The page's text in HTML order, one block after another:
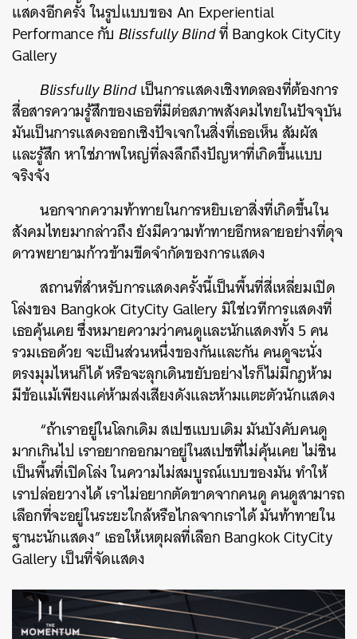
แสดงอีกครั้ง ในรูปแบบของ An Experiential
Performance กับ Blissfully Blindที่ Bangkok CityCity
Gallery
Blissfully Blindเป็นการแสดงเชิงทดลองที่ต้องการ
สื่อสารความรู้สึกของเธอที่มีต่อสภาพสังคมไทยในปัจจุบัน
มันเป็นการแสดงออกเชิงปัจเจกในสิ่งที่เธอเห็น สัมผัส
และรู้สึก หาใช่ภาพใหญ่ที่ลงลึกถึงปัญหาที่เกิดขึ้นแบบ
จริงจัง
นอกจากความท้าทายในการหยิบเอาสิ่งที่เกิดขึ้นใน
สังคมไทยมากล่าวถึง ยังมีความท้าทายอีกหลายอย่างที่ดุจ
ดาวพยายามก้าวข้ามขีดจำกัดของการแสดง
สถานที่สำหรับการแสดงครั้งนี้เป็นพื้นที่สี่เหลี่ยมเปิด
โล่งของ Bangkok CityCity Gallery มิใช่เวทีการแสดงที่
เธอคุ้นเคย ซึ่งหมายความว่าคนดูและนักแสดงทั้ง 5 คน
รวมเธอด้วย จะเป็นส่วนหนึ่งของกันและกัน คนดูจะนั่ง
ตรงมุมไหนก็ได้ หรือจะลุกเดินขยับอย่างไรก็ไม่มีกฎห้าม
มีข้อแม้เพียงแค่ห้ามส่งเสียงดังและห้ามแตะตัวนักแสดง
“ถ้าเราอยู่ในโลกเดิม สเปซแบบเดิม มันบังคับคนดู
มากเกินไป เราอยากออกมาอยู่ในสเปซที่ไม่คุ้นเคย ไม่ชิน
เป็นพื้นที่เปิดโล่ง ในความไม่สมบูรณ์แบบของมัน ทำให้
เราปล่อยวางได้ เราไม่อยากตัดขาดจากคนดู คนดูสามารถ
เลือกที่จะอยู่ในระยะใกล้หรือไกลจากเราได้ มันท้าทายใน
ฐานะนักแสดง” เธอให้เหตุผลที่เลือก Bangkok CityCity
Gallery เป็นที่จัดแสดง